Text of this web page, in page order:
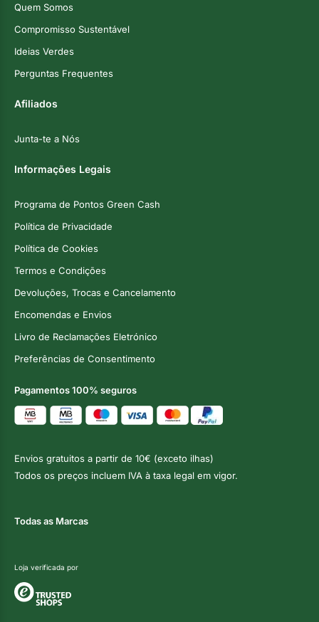
Quem Somos
Compromisso Sustentável
Ideias Verdes
Perguntas Frequentes
Afiliados
Junta-te a Nós
Informações Legais
Programa de Pontos Green Cash
Política de Privacidade
Política de Cookies
Termos e Condições
Devoluções, Trocas e Cancelamento
Encomendas e Envios
Livro de Reclamações Eletrónico
Preferências de Consentimento
Pagamentos 100% seguros
Envios gratuitos a partir de 10€ (exceto ilhas)
Todos os preços incluem IVA à taxa legal em vigor.
Todas as Marcas
Loja verificada por